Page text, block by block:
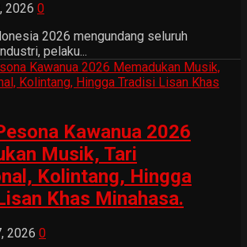
2026 0
2026 mengundang seluruh
pelaku...
Kawanua 2026
Musik, Tari
Kolintang, Hingga
Khas Minahasa.
2026 0